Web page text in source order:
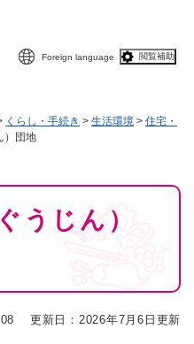
Foreign language 閲覧補助
くらし・手続き > 生活環境 > 住宅・
）団地
うじん）
更新日：2026年7月6日更新